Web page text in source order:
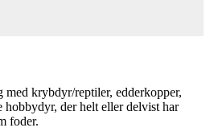
med krybdyr/reptiler, edderkopper,
hobbydyr, der helt eller delvist har
foder.